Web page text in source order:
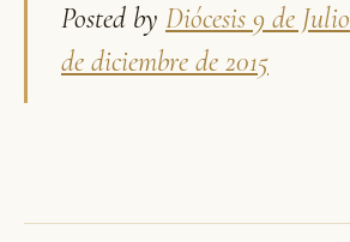
Posted by Diócesis 9 de Julio
de diciembre de 2015